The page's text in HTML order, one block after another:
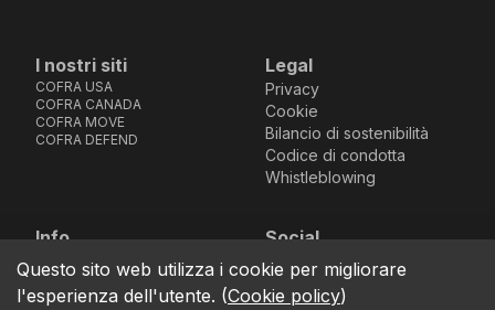
I nostri siti
COFRA USA
COFRA CANADA
COFRA MOVE
COFRA DEFEND
Legal
Privacy
Cookie
Bilancio di sostenibilità
Codice di condotta
Whistleblowing
Info
location_on
Via dell’Euro 53-57-59,
76121 Barletta - BT -
ITALIA
Social
Facebook
Instagram
Youtube
LinkedIn
Questo sito web utilizza i cookie per migliorare
l'esperienza dell'utente. (Cookie policy)